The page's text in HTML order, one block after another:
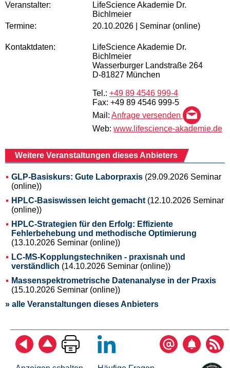
Veranstalter:
LifeScience Akademie Dr.
Bichlmeier
Termine:
20.10.2026 | Seminar (online)
Kontaktdaten:
LifeScience Akademie Dr.
Bichlmeier
Wasserburger Landstraße 264
D-81827 München
Tel.: +49 89 4546 999-4
Fax: +49 89 4546 999-5
Mail: Anfrage versenden
Web: www.lifescience-akademie.de
Weitere Veranstaltungen dieses Anbieters
GLP-Basiskurs: Gute Laborpraxis (29.09.2026 Seminar
(online))
HPLC-Basiswissen leicht gemacht (12.10.2026 Seminar
(online))
HPLC-Strategien für den Erfolg: Effiziente
Fehlerbehebung und methodische Optimierung
(13.10.2026 Seminar (online))
LC-MS-Kopplungstechniken - praxisnah und
verständlich (14.10.2026 Seminar (online))
Massenspektrometrische Datenanalyse in der Praxis
(15.10.2026 Seminar (online))
» alle Veranstaltungen dieses Anbieters